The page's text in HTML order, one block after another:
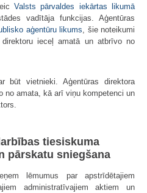
Valsts pārvaldes iekārtas likumā
vadītāja funkcijas. Aģentūras
aģentūru likums , šie noteikumi
ieceļ amatā un atbrīvo no
būt vietnieki. Aģentūras direktora
no amata, kā arī viņu kompetenci un
tiesiskuma
pārskatu sniegšana
lēmumus par apstrīdētajiem
administratīvajiem aktiem un